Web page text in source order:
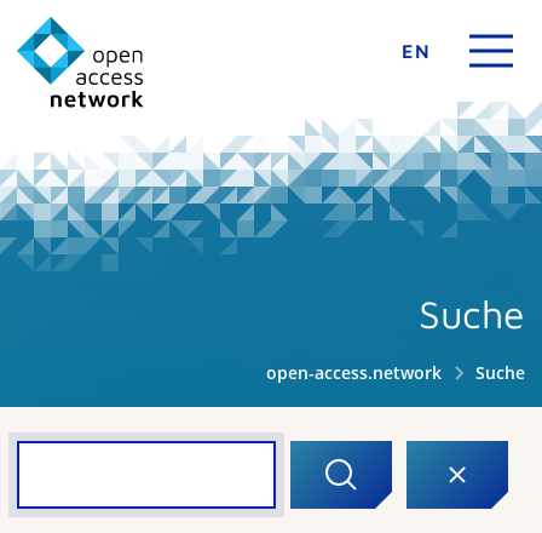
EN
Suche
open-access.network Suche